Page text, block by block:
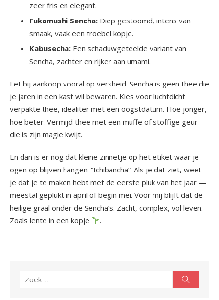
zeer fris en elegant.
Fukamushi Sencha: Diep gestoomd, intens van
smaak, vaak een troebel kopje.
Kabusecha: Een schaduwgeteelde variant van
Sencha, zachter en rijker aan umami.
Let bij aankoop vooral op versheid. Sencha is geen thee die
je jaren in een kast wil bewaren. Kies voor luchtdicht
verpakte thee, idealiter met een oogstdatum. Hoe jonger,
hoe beter. Vermijd thee met een muffe of stoffige geur —
die is zijn magie kwijt.
En dan is er nog dat kleine zinnetje op het etiket waar je
ogen op blijven hangen: “Ichibancha”. Als je dat ziet, weet
je dat je te maken hebt met de eerste pluk van het jaar —
meestal geplukt in april of begin mei. Voor mij blijft dat de
heilige graal onder de Sencha’s. Zacht, complex, vol leven.
Zoals lente in een kopje
.
Zoeken